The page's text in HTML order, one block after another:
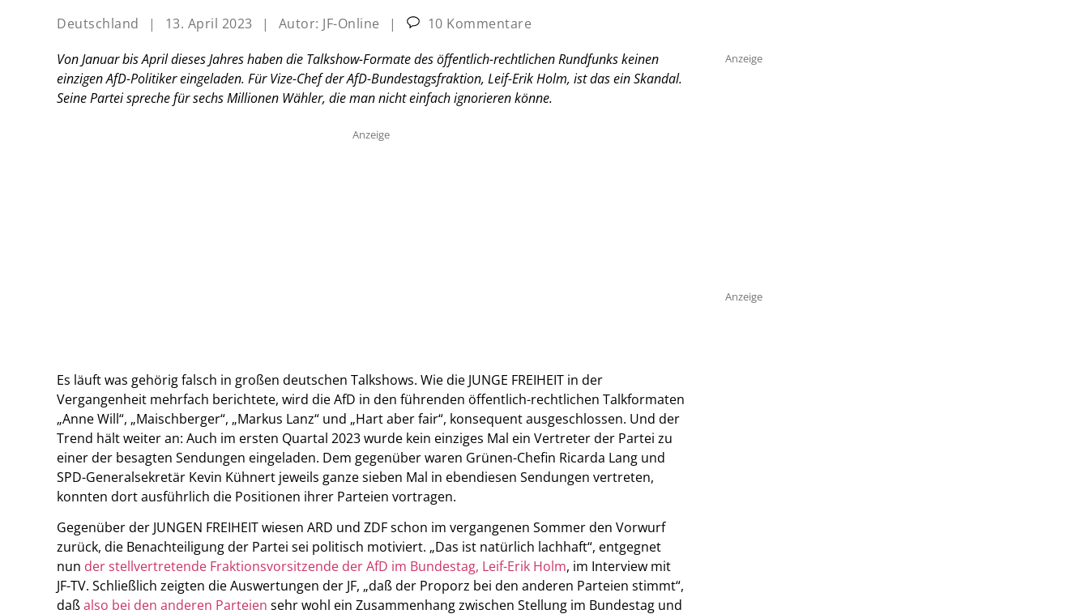
Deutschland | 13. April 2023 | Autor: JF-Online |
10 Kommentare
Von Januar bis April dieses Jahres haben die Talkshow-Formate des öffentlich-rechtlichen Rundfunks keinen
einzigen AfD-Politiker eingeladen. Für Vize-Chef der AfD-Bundestagsfraktion, Leif-Erik Holm, ist das ein Skandal.
Seine Partei spreche für sechs Millionen Wähler, die man nicht einfach ignorieren könne.
Anzeige
Es läuft was gehörig falsch in großen deutschen Talkshows. Wie die JUNGE FREIHEIT in der
Vergangenheit mehrfach berichtete, wird die AfD in den führenden öffentlich-rechtlichen Talkformaten
„Anne Will“, „Maischberger“, „Markus Lanz“ und „Hart aber fair“, konsequent ausgeschlossen. Und der
Trend hält weiter an: Auch im ersten Quartal 2023 wurde kein einziges Mal ein Vertreter der Partei zu
einer der besagten Sendungen eingeladen. Dem gegenüber waren Grünen-Chefin Ricarda Lang und
SPD-Generalsekretär Kevin Kühnert jeweils ganze sieben Mal in ebendiesen Sendungen vertreten,
konnten dort ausführlich die Positionen ihrer Parteien vortragen.
Gegenüber der JUNGEN FREIHEIT wiesen ARD und ZDF schon im vergangenen Sommer den Vorwurf
zurück, die Benachteiligung der Partei sei politisch motiviert. „Das ist natürlich lachhaft“, entgegnet
nun der stellvertretende Fraktionsvorsitzende der AfD im Bundestag, Leif-Erik Holm, im Interview mit
JF-TV. Schließlich zeigten die Auswertungen der JF, „daß der Proporz bei den anderen Parteien stimmt“,
daßalso bei den anderen Parteien sehr wohl ein Zusammenhang zwischen Stellung im Bundestag und
Anzeige
Anzeige